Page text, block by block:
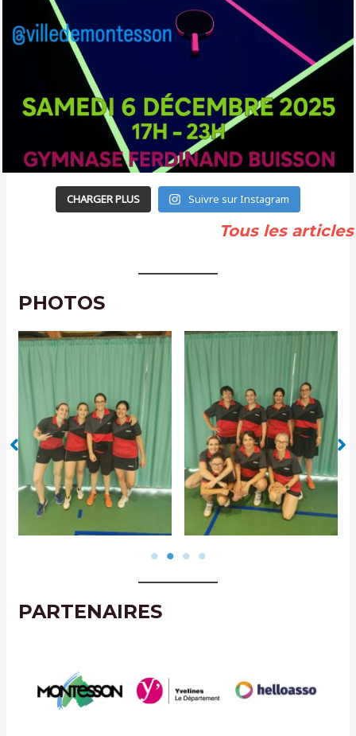
CHARGER PLUS Suivre sur Instagram
Tous les articles
PHOTOS
Les photos du moment
PARTENAIRES